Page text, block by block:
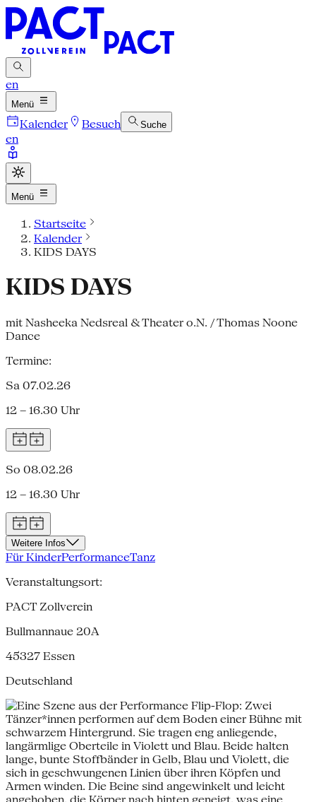
en
Menü
Kalender Besuch Suche
en
Menü
Startseite
Kalender
KIDS DAYS
KIDS DAYS
mit Nasheeka Nedsreal & Theater o.N. / Thomas Noone
Dance
Termine:
Sa 07.02.26
12 – 16.30 Uhr
So 08.02.26
12 – 16.30 Uhr
Weitere Infos
Für KinderPerformanceTanz
Veranstaltungsort:
PACT Zollverein
Bullmannaue 20A
45327 Essen
Deutschland